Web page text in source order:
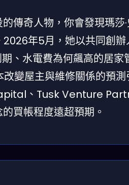
傳奇人物，你會發現瑪莎
年5月，她以共同創辦
、水電費為何飆高的居家
變屋主與維修關係的預
、Tusk Venture
買帳程度遠超預期。